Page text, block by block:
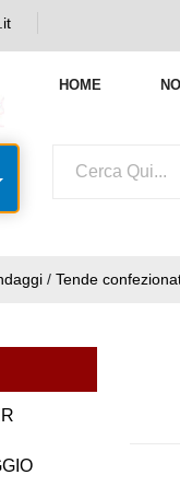
HOME
/ Tende